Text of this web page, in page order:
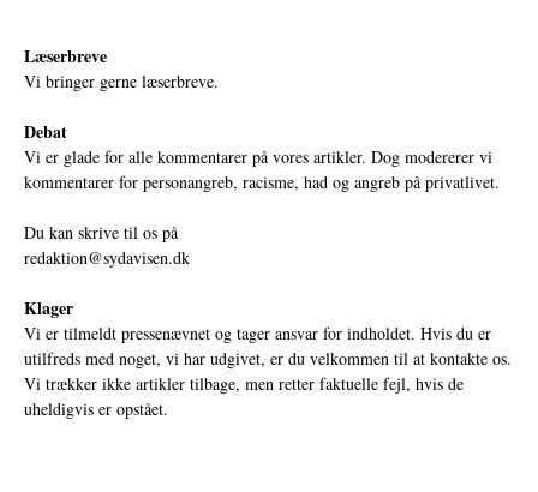
Læserbreve
Vi bringer gerne læserbreve.
Debat
Vi er glade for alle kommentarer på vores artikler. Dog modererer vi
kommentarer for personangreb, racisme, had og angreb på privatlivet.
Du kan skrive til os på
redaktion@sydavisen.dk
Klager
Vi er tilmeldt pressenævnet og tager ansvar for indholdet. Hvis du er
utilfreds med noget, vi har udgivet, er du velkommen til at kontakte os.
Vi trækker ikke artikler tilbage, men retter faktuelle fejl, hvis de
uheldigvis er opstået.